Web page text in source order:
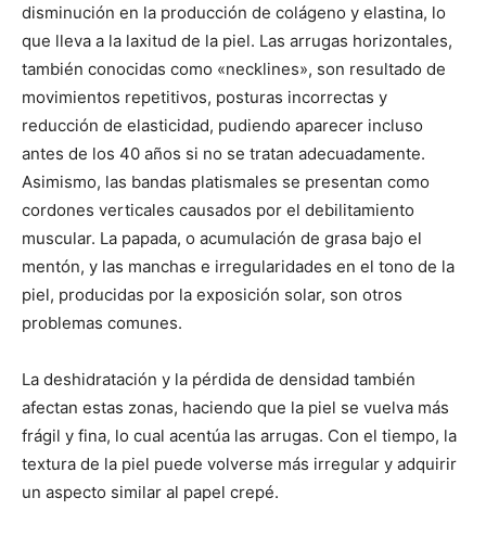
disminución en la producción de colágeno y elastina, lo
que lleva a la laxitud de la piel. Las arrugas horizontales,
también conocidas como «necklines», son resultado de
movimientos repetitivos, posturas incorrectas y
reducción de elasticidad, pudiendo aparecer incluso
antes de los 40 años si no se tratan adecuadamente.
Asimismo, las bandas platismales se presentan como
cordones verticales causados por el debilitamiento
muscular. La papada, o acumulación de grasa bajo el
mentón, y las manchas e irregularidades en el tono de la
piel, producidas por la exposición solar, son otros
problemas comunes.
La deshidratación y la pérdida de densidad también
afectan estas zonas, haciendo que la piel se vuelva más
frágil y fina, lo cual acentúa las arrugas. Con el tiempo, la
textura de la piel puede volverse más irregular y adquirir
un aspecto similar al papel crepé.